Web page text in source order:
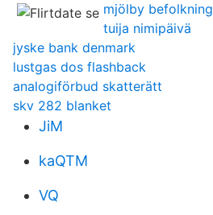
mjölby befolkning
tuija nimipäivä
jyske bank denmark
lustgas dos flashback
analogiförbud skatterätt
skv 282 blanket
JiM
kaQTM
VQ